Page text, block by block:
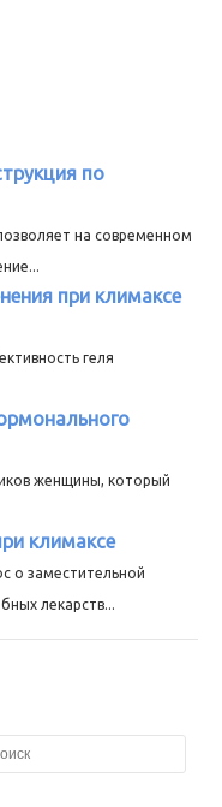
по
на современном
при климаксе
геля
женщины, который
климаксе
о заместительной
лекарств...